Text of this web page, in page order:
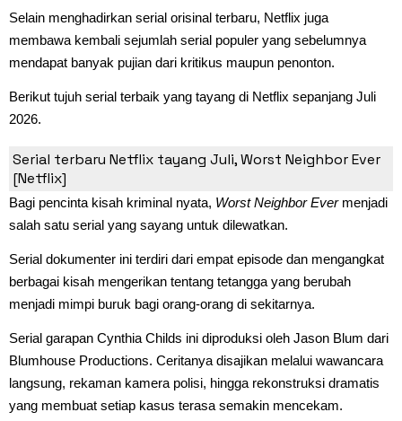
Selain menghadirkan serial orisinal terbaru, Netflix juga
membawa kembali sejumlah serial populer yang sebelumnya
mendapat banyak pujian dari kritikus maupun penonton.
Berikut tujuh serial terbaik yang tayang di Netflix sepanjang Juli
2026.
1. Worst Neighbor Ever (1 Juli)
Serial terbaru Netflix tayang Juli, Worst Neighbor Ever
[Netflix]
Bagi pencinta kisah kriminal nyata, Worst Neighbor Evermenjadi
salah satu serial yang sayang untuk dilewatkan.
Serial dokumenter ini terdiri dari empat episode dan mengangkat
berbagai kisah mengerikan tentang tetangga yang berubah
menjadi mimpi buruk bagi orang-orang di sekitarnya.
Serial garapan Cynthia Childs ini diproduksi oleh Jason Blum dari
Blumhouse Productions. Ceritanya disajikan melalui wawancara
langsung, rekaman kamera polisi, hingga rekonstruksi dramatis
yang membuat setiap kasus terasa semakin mencekam.